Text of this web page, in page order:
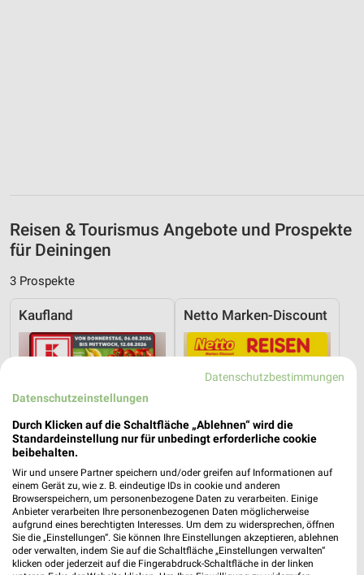
Reisen & Tourismus Angebote und Prospekte
für Deiningen
3 Prospekte
Kaufland
6,7 km
Netto Marken-Discount
0,4 km
Datenschutzbestimmungen
Datenschutzeinstellungen
Durch Klicken auf die Schaltfläche „Ablehnen“ wird die
Standardeinstellung nur für unbedingt erforderliche cookie
beibehalten.
Wir und unsere Partner speichern und/oder greifen auf Informationen auf
einem Gerät zu, wie z. B. eindeutige IDs in cookie und anderen
Browserspeichern, um personenbezogene Daten zu verarbeiten. Einige
Anbieter verarbeiten Ihre personenbezogenen Daten möglicherweise
aufgrund eines berechtigten Interesses. Um dem zu widersprechen, öffnen
Sie die „Einstellungen“. Sie können Ihre Einstellungen akzeptieren, ablehnen
oder verwalten, indem Sie auf die Schaltfläche „Einstellungen verwalten“
klicken oder jederzeit auf die Fingerabdruck-Schaltfläche in der linken